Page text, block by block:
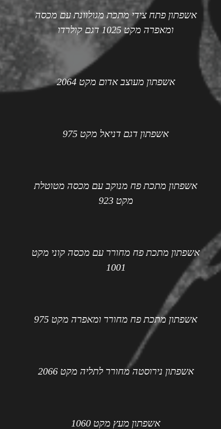
אשפתון פתח צידי מתכת מגולוונת עם מכסה
ומאפרה מקט 1025 דגם קולרדו
אשפתון מעוצב אדום מקט 2064
אשפתון דגם דניאל מקט 975
אשפתון מתכת פח מנוקב עם מכסה מטוטלת
מקט 923
אשפתון מתכת פח מחורר עם מכסה קוני מקט
1001
אשפתון מתכת פח מחורר ומאפרה מקט 975
אשפתון נירוסטה מחורר לתליה מקט 2066
אשפתון מעץ מקט 1060